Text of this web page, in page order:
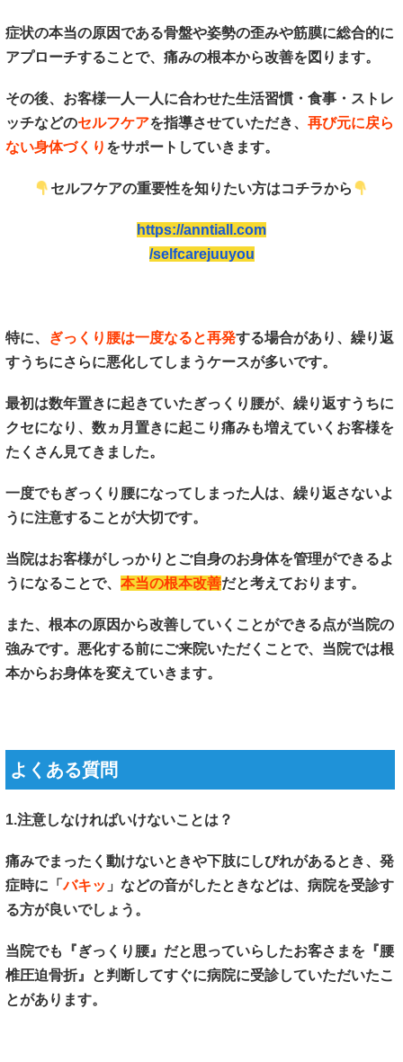
症状の本当の原因である骨盤や姿勢の歪みや筋膜に総合的に
アプローチすることで、痛みの根本から改善を図ります。
その後、お客様一人一人に合わせた生活習慣・食事・ストレ
ッチなどのセルフケアを指導させていただき、 再び元に戻ら
ない身体づくり をサポートしていきます。
セルフケアの重要性を知りたい方はコチラから
https://anntiall.com
/selfcarejuuyou
特に、 ぎっくり腰は一度なると再発する場合があり、繰り返
すうちにさらに悪化してしまうケースが多いです。
最初は数年置きに起きていたぎっくり腰が、繰り返すうちに
クセになり、数ヵ月置きに起こり痛みも増えていくお客様を
たくさん見てきました。
一度でもぎっくり腰になってしまった人は、繰り返さないよ
うに注意することが大切です。
当院はお客様がしっかりとご自身のお身体を管理ができるよ
うになることで、 本当の根本改善だと考えております。
また、根本の原因から改善していくことができる点が当院の
強みです。悪化する前にご来院いただくことで、当院では根
本からお身体を変えていきます。
よくある質問
1.注意しなければいけないことは？
痛みでまったく動けないときや下肢にしびれがあるとき、発
症時に「バキッ 」などの音がしたときなどは、病院を受診す
る方が良いでしょう。
当院でも『ぎっくり腰』だと思っていらしたお客さまを『腰
椎圧迫骨折』と判断してすぐに病院に受診していただいたこ
とがあります。